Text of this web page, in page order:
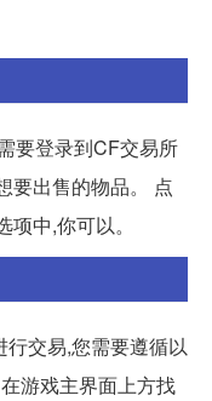
要登录到CF交易所
要出售的物品。 点
中,你可以。
交易,您需要遵循以
游戏主界面上方找